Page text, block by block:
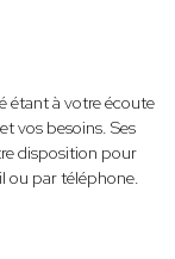
étant à votre écoute
vos besoins. Ses
disposition pour
ou par téléphone.